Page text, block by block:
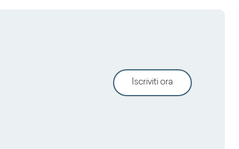
Iscriviti ora